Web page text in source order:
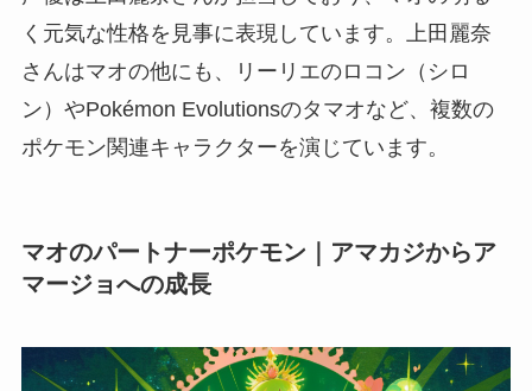
く元気な性格を見事に表現しています。上田麗奈
さんはマオの他にも、リーリエのロコン（シロ
ン）やPokémon Evolutionsのタマオなど、複数の
ポケモン関連キャラクターを演じています。
マオのパートナーポケモン｜アマカジからア
マージョへの成長